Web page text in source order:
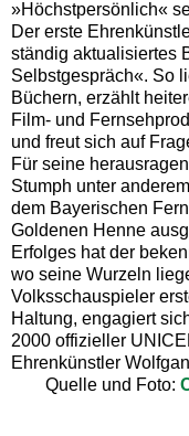
»Höchstpersönlich«
Der erste
ständig aktualisiertes
Selbstgespräch«. So
Büchern, erzählt
Film- und
und freut sich auf
Für seine
Stumph unter
dem Bayerischen
Goldenen Henne
Erfolges hat der
wo seine Wurzeln
Volksschauspieler
Haltung, engagiert
2000 offizieller
Ehrenkünstler
Quelle und Foto: